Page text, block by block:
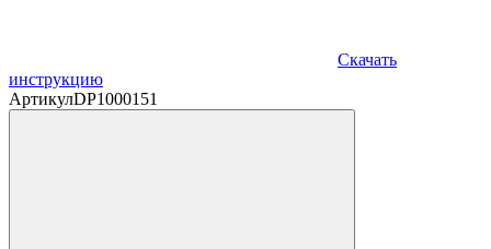
Скачать
инструкцию
АртикулDP1000151